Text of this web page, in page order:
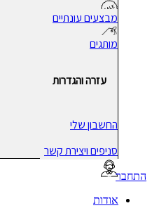
מבצעים עונתיים
מותגים
עזרה והגדרות
החשבון שלי
סניפים ויצירת קשר
אודות